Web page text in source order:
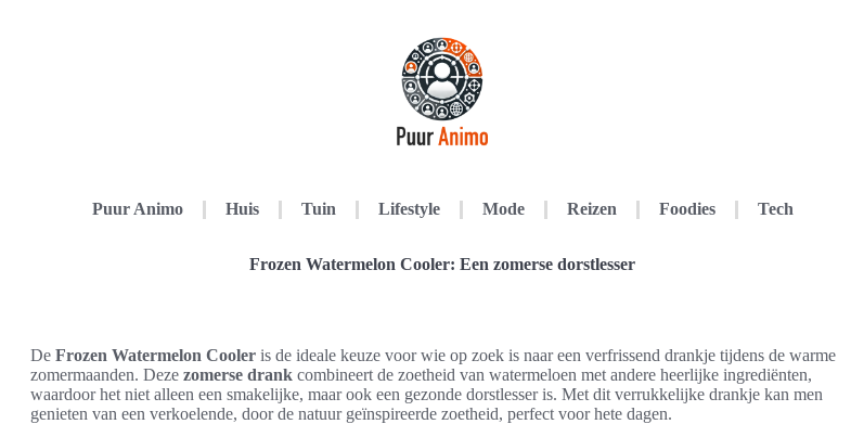
Puur Animo Huis Tuin Lifestyle Mode Reizen Foodies Tech
Frozen Watermelon Cooler: Een zomerse dorstlesser
De Frozen Watermelon Cooler is de ideale keuze voor wie op zoek is naar een verfrissend drankje tijdens de warme
zomermaanden. Deze zomerse drank combineert de zoetheid van watermeloen met andere heerlijke ingrediënten,
waardoor het niet alleen een smakelijke, maar ook een gezonde dorstlesser is. Met dit verrukkelijke drankje kan men
genieten van een verkoelende, door de natuur geïnspireerde zoetheid, perfect voor hete dagen.